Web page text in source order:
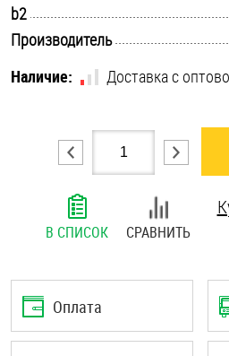
Хомуты
Шплинты
Штифты и пальцы
b2
Производитель
Наличие:
Доставка с
В СПИСОК СРАВНИТЬ
Оплата